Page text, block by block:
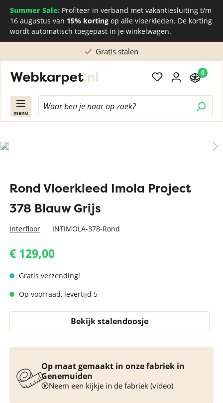
Summer Sale: Profiteer in verband met vakantiesluiting t/m
16 augustus van 15% korting op alle vloerkleden. De korting
wordt automatisch toegepast in je winkelwagen.
Gratis stalen
menu
0
Rond Vloerkleed Imola Project
378 Blauw Grijs
Interfloor INTIMOLA-378-Rond
€ 129,00
Gratis verzending!
Op voorraad, levertijd 5
Bekijk stalendoosje
Op maat gemaakt in onze fabriek in
Genemuiden
Neem een kijkje in de fabriek (video)